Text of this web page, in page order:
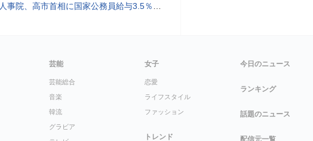
人事院、高市首相に国家公務員給与3.5％超の大幅ベースアップを勧告
芸能
芸能総合
音楽
韓流
グラビア
女子
恋愛
ライフスタイル
ファッション
トレンド
今日のニュース
ランキング
話題のニュース
配信元一覧